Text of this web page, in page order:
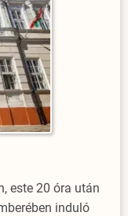
este 20 óra után
induló